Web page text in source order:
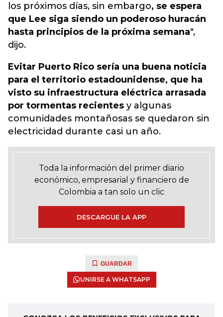
los próximos días, sin embargo, se espera
que Lee siga siendo un poderoso huracán
hasta principios de la próxima semana",
dijo.
Evitar Puerto Rico sería una buena noticia
para el territorio estadounidense, que ha
visto su infraestructura eléctrica arrasada
por tormentas recientes y algunas
comunidades montañosas se quedaron sin
electricidad durante casi un año.
Toda la información del primer diario
económico, empresarial y financiero de
Colombia a tan solo un clic
DESCARGUE LA APP
GUARDAR
UNIRSE A WHATSAPP